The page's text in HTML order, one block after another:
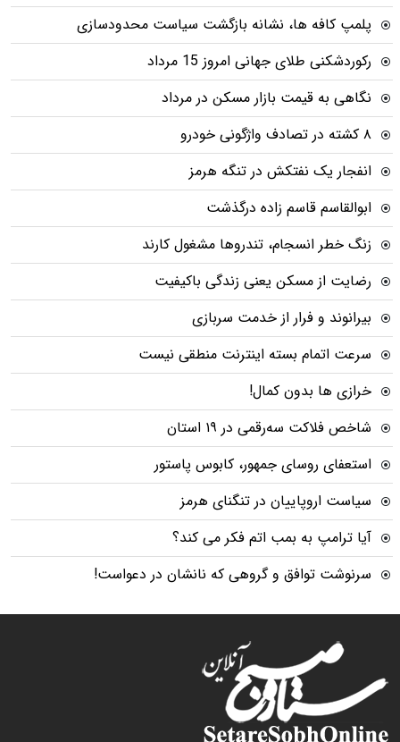
پلمپ کافه ها، نشانه بازگشت سیاست محدودسازی
رکوردشکنی طلای جهانی امروز 15 مرداد
نگاهی به قیمت بازار مسکن در مرداد
۸ کشته در تصادف واژگونی خودرو
انفجار یک نفتکش در تنگه هرمز
ابوالقاسم قاسم زاده درگذشت
زنگ خطر انسجام، تندروها مشغول کارند
رضایت از مسکن یعنی زندگی باکیفیت
بیرانوند و فرار از خدمت سربازی
سرعت اتمام بسته‌ اینترنت منطقی نیست
خرازی ها بدون کمال!
شاخص فلاکت سه‌رقمی در ۱۹ استان
استعفای روسای جمهور، کابوس پاستور
سیاست اروپاییان در تنگنای هرمز
آیا ترامپ به بمب اتم فکر می کند؟
سرنوشت توافق و گروهی که نانشان در دعواست!